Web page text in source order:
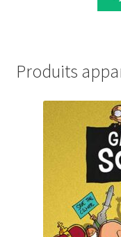
Produits